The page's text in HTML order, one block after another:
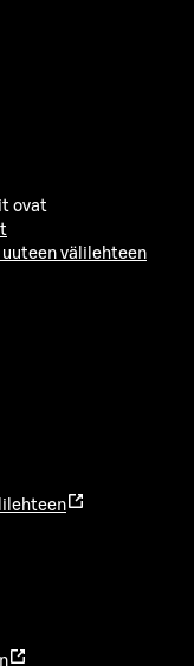
ovat
uuteen välilehteen